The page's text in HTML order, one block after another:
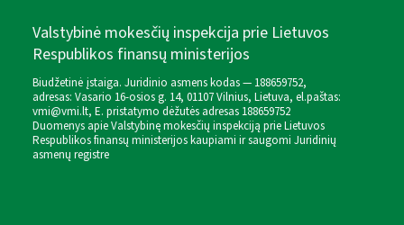
Valstybinė mokesčių inspekcija prie Lietuvos
Respublikos finansų ministerijos
Biudžetinė įstaiga. Juridinio asmens kodas — 188659752,
adresas: Vasario 16-osios g. 14, 01107 Vilnius, Lietuva, el.paštas:
vmi@vmi.lt, E. pristatymo dėžutės adresas 188659752
Duomenys apie Valstybinę mokesčių inspekciją prie Lietuvos
Respublikos finansų ministerijos kaupiami ir saugomi Juridinių
asmenų registre